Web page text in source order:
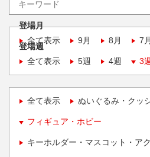
登場月
全て表示
9月 8月 7月
登場週
全て表示
5週 4週 3週
全て表示 ぬいぐるみ・クッ
フィギュア・ホビー
キーホルダー・マスコット・ア